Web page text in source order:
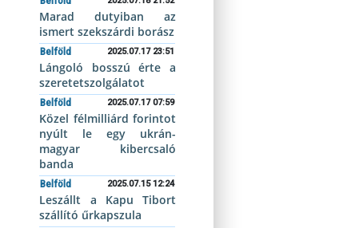
Marad dutyiban az
ismert szekszárdi borász
Belföld 2025.07.17 23:51
Lángoló bosszú érte a
szeretetszolgálatot
Belföld 2025.07.17 07:59
Közel félmilliárd forintot
nyúlt le egy ukrán-
magyar kibercsaló
banda
Belföld 2025.07.15 12:24
Leszállt a Kapu Tibort
szállító űrkapszula